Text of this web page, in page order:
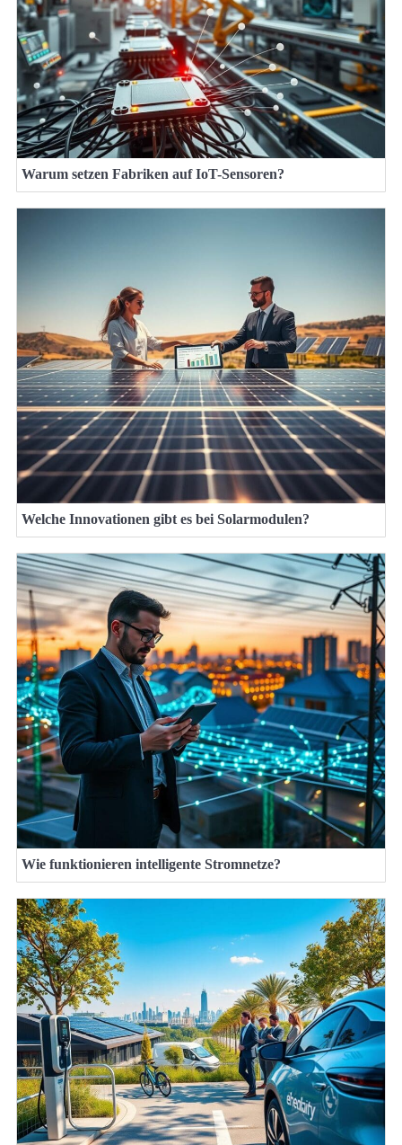
Warum setzen Fabriken auf IoT-Sensoren?
Welche Innovationen gibt es bei Solarmodulen?
Wie funktionieren intelligente Stromnetze?